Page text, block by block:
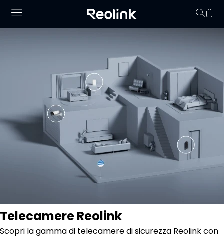
Telecamere Reolink
Scopri la gamma di telecamere di sicurezza Reolink con